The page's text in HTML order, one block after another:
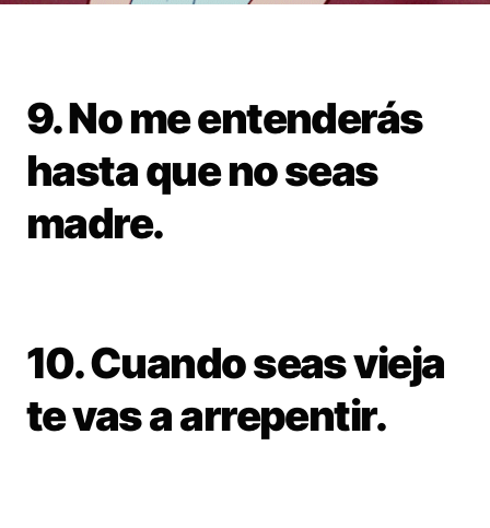
9. No me entenderás
hasta que no seas
madre.
10. Cuando seas vieja
te vas a arrepentir.